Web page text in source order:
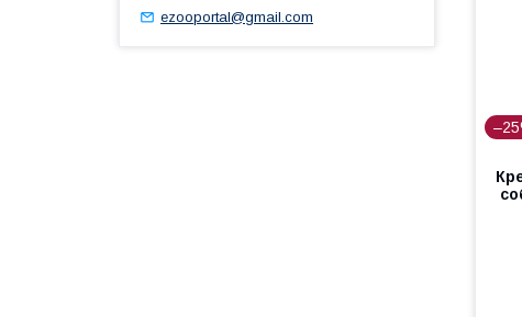
ezooportal@gmail.com